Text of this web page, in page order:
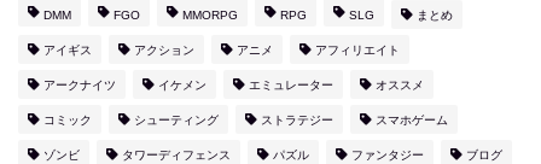
DMM FGO MMORPG RPG SLG まとめ
アイギス アクション アニメ アフィリエイト
アークナイツ イケメン エミュレーター オススメ
コミック シューティング ストラテジー スマホゲーム
ゾンビ タワーディフェンス パズル ファンタジー ブログ